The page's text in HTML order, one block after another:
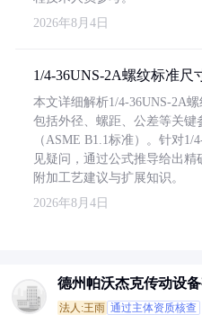
2026年8月4日
1/4-36UNS-2A螺纹标准尺
本文详细解析1/4-36UNS-2A
包括外径、螺距、公差等关
（ASME B1.1标准）。针对1/
见疑问，通过公式推导给出
附加工艺建议与扩展知识。
2026年8月4日
德州帕沃杰克传动设
法人:王雨 通过主体资质核查